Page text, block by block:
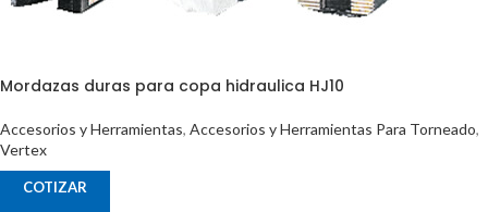
Mordazas duras para copa hidraulica HJ10
Accesorios y Herramientas, Accesorios y Herramientas Para Torneado,
Vertex
COTIZAR